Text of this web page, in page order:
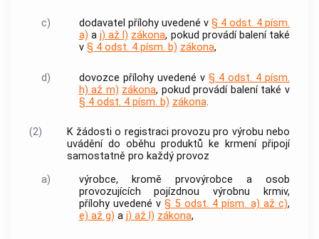
c) dodavatel přílohy uvedené v § 4 odst. 4 písm.
a) a j) až l) zákona, pokud provádí balení také
v § 4 odst. 4 písm. b) zákona,
d) dovozce přílohy uvedené v § 4 odst. 4 písm.
h) až m) zákona, pokud provádí balení také v
§ 4 odst. 4 písm. b) zákona.
(2)
K žádosti o registraci provozu pro výrobu nebo
uvádění do oběhu produktů ke krmení připojí
samostatně pro každý provoz
a)
výrobce, kromě prvovýrobce a osob
provozujících pojízdnou výrobnu
krmiv,
přílohy uvedené v§ 5 odst. 4 písm. a) až c),
e) až g) a j) až l) zákona,